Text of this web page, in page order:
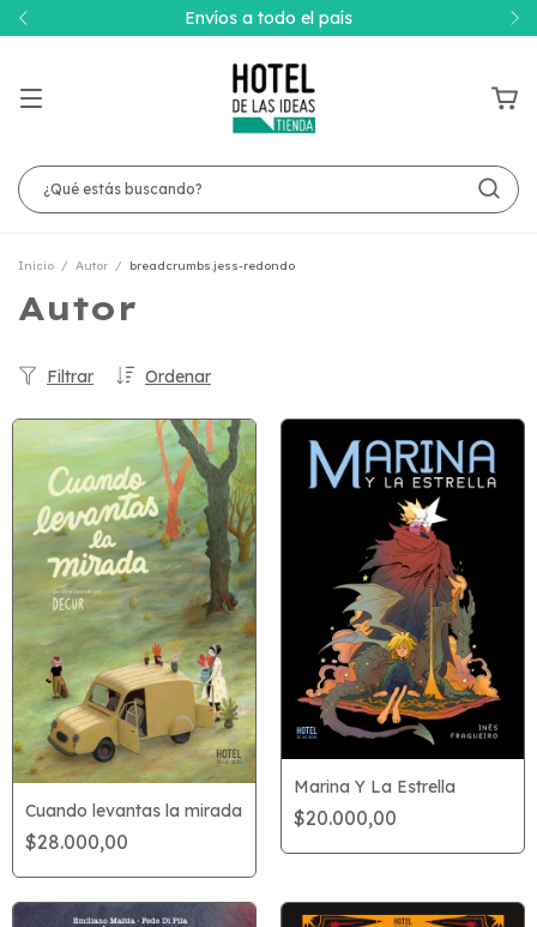
Envíos a todo el país
Inicio / Autor / breadcrumbs.jess-redondo
Autor
Ordenar
Filtrar
Cuando levantas la mirada
$28.000,00
Marina Y La Estrella
$20.000,00